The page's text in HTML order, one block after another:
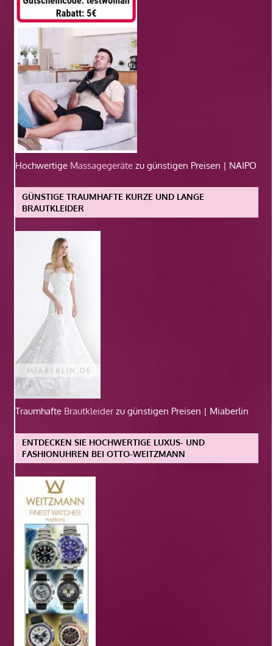
Hochwertige Massagegeräte zu günstigen Preisen | NAIPO
GÜNSTIGE TRAUMHAFTE KURZE UND LANGE
BRAUTKLEIDER
Traumhafte Brautkleiderzu günstigen Preisen | Miaberlin
ENTDECKEN SIE HOCHWERTIGE LUXUS- UND
FASHIONUHREN BEI OTTO-WEITZMANN